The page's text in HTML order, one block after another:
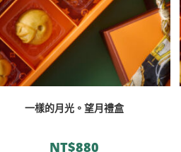
一樣的月光。望月禮盒
NT$880